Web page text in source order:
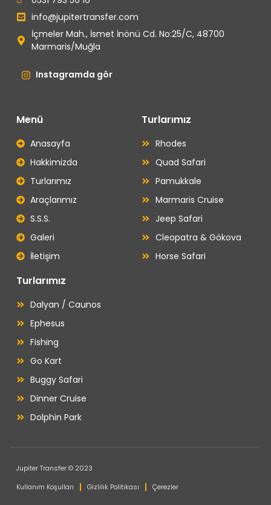
info@jupitertransfer.com
İçmeler Mah., İsmet İnönü Cd. No:25/C, 48700
Marmaris/Muğla
Instagramda gör
Menü
Anasayfa
Hakkimizda
Turlarımız
Araçlarımız
S.S.S.
Galeri
İletişim
Turlarımız
Rhodes
Quad Safari
Pamukkale
Marmaris Cruise
Jeep Safari
Cleopatra & Gökova
Horse Safari
Turlarımız
Dalyan / Caunos
Ephesus
Fishing
Go Kart
Buggy Safari
Dinner Cruise
Dolphin Park
Jupiter Transfer © 2023
Kullanım Koşulları
Gizlilik Politikası Çerezler